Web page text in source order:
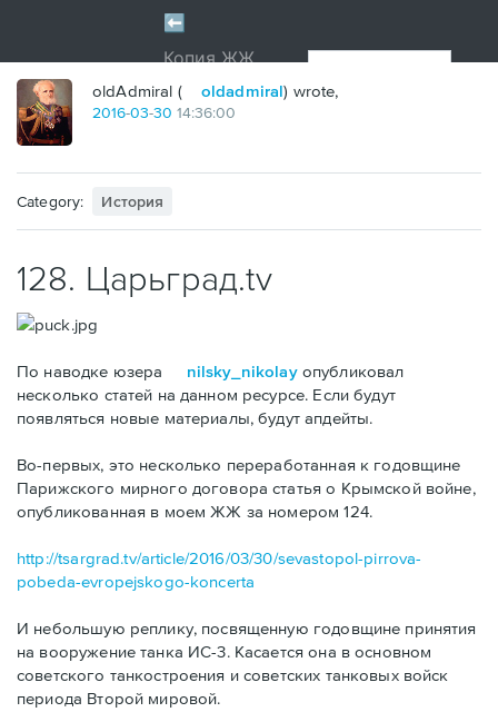
oldAdmiral ( oldadmiral) wrote,
2016-03-30 14:36:00
Category: История
128. Царьград.tv
По наводке юзера nilsky_nikolayопубликовал
несколько статей на данном ресурсе. Если будут
появляться новые материалы, будут апдейты.
Во-первых, это несколько переработанная к годовщине
Парижского мирного договора статья о Крымской войне,
опубликованная в моем ЖЖ за номером 124.
http://tsargrad.tv/article/2016/03/30/sevastopol-pirrova-
pobeda-evropejskogo-koncerta
И небольшую реплику, посвященную годовщине принятия
на вооружение танка ИС-3. Касается она в основном
советского танкостроения и советских танковых войск
периода Второй мировой.